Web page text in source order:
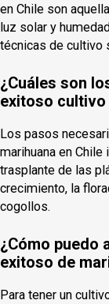
en Chile son
luz solar y
técnicas de cultivo
¿Cuáles son
exitoso cultivo
Los pasos
marihuana en
trasplante de las
crecimiento, la
cogollos.
¿Cómo puedo
exitoso de
Para tener un